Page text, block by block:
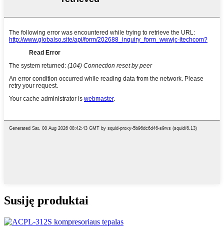
Susiję produktai